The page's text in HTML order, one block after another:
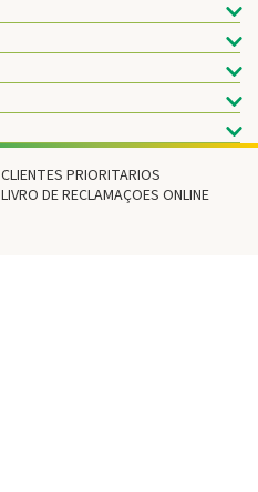
CLIENTES PRIORITARIOS
LIVRO DE RECLAMAÇOES ONLINE